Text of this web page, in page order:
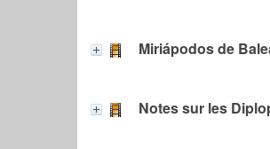
Miriápodos de
Notes sur les